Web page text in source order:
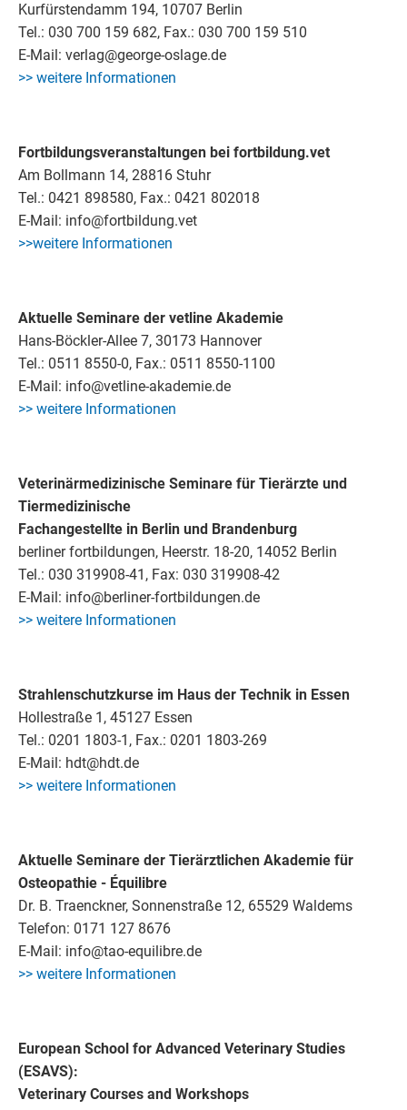
Kurfürstendamm 194, 10707 Berlin
Tel.: 030 700 159 682, Fax.: 030 700 159 510
E-Mail: verlag@george-oslage.de
>> weitere Informationen
Fortbildungsveranstaltungen bei fortbildung.vet
Am Bollmann 14, 28816 Stuhr
Tel.: 0421 898580, Fax.: 0421 802018
E-Mail: info@fortbildung.vet
>>weitere Informationen
Aktuelle Seminare der vetline Akademie
Hans-Böckler-Allee 7, 30173 Hannover
Tel.: 0511 8550-0, Fax.: 0511 8550-1100
E-Mail: info@vetline-akademie.de
>> weitere Informationen
Veterinärmedizinische Seminare für Tierärzte und
Tiermedizinische
Fachangestellte in Berlin und Brandenburg
berliner fortbildungen, Heerstr. 18-20, 14052 Berlin
Tel.: 030 319908-41, Fax: 030 319908-42
E-Mail: info@berliner-fortbildungen.de
>> weitere Informationen
Strahlenschutzkurse im Haus der Technik in Essen
Hollestraße 1, 45127 Essen
Tel.: 0201 1803-1, Fax.: 0201 1803-269
E-Mail: hdt@hdt.de
>> weitere Informationen
Aktuelle Seminare der Tierärztlichen Akademie für
Osteopathie - Équilibre
Dr. B. Traenckner, Sonnenstraße 12, 65529 Waldems
Telefon: 0171 127 8676
E-Mail: info@tao-equilibre.de
>> weitere Informationen
European School for Advanced Veterinary Studies
(ESAVS):
Veterinary Courses and Workshops